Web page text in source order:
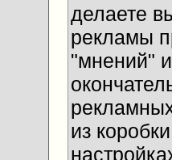
делаете
рекламы
"мнений"
из